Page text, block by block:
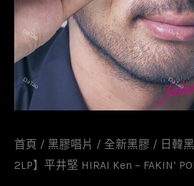
首頁 / 黑膠唱片 / 全新黑膠 / 日韓
2LP】平井堅 HIRAI Ken – FAKIN’